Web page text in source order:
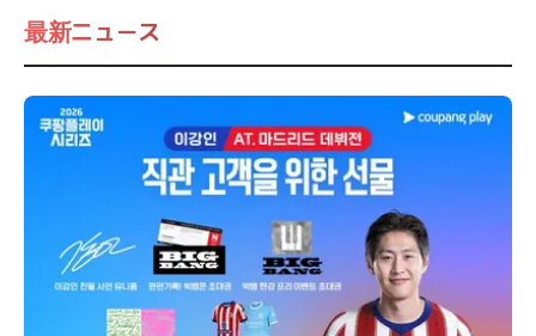
最新ニュース